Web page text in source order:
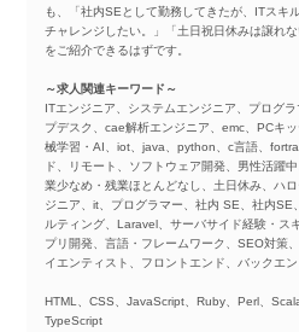
も、「社内SEとして勤務してきたが、ITスキ
チャレンジしたい。」「土日祝日休みは譲れ
をご紹介できるはずです。
～求人関連キーワード～
ITエンジニア、システムエンジニア、プログ
プデスク、cae解析エンジニア、emc、PCキ
械学習・AI、iot、java、python、c言語、
ド、リモート、ソフトウェア開発、男性活躍
業少なめ・残業ほとんどなし、土日休み、ハ
ジニア、it、プログラマー、社内 SE、社内
ルティング、Laravel、サーバサイド経験・ス
プリ開発、言語・フレームワーク、SEO対策
イエンティスト、フロントエンド、バックエン
HTML、CSS、JavaScript、Ruby、Perl、
TypeScript